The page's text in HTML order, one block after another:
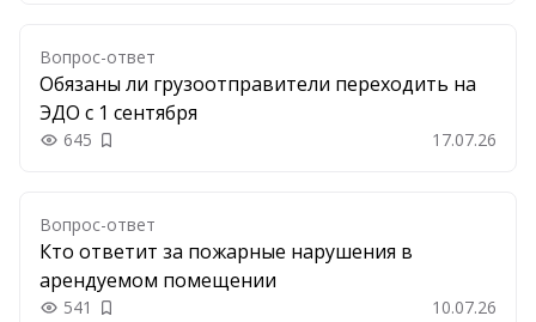
Вопрос-ответ
Обязаны ли грузоотправители переходить на
ЭДО с 1 сентября
645 Добавить в закладки 17.07.26
Вопрос-ответ
Кто ответит за пожарные нарушения в
арендуемом помещении
541 Добавить в закладки 10.07.26